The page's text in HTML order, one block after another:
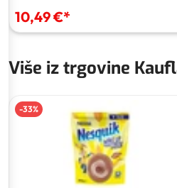
10,49 €*
Više iz trgovine
-33%